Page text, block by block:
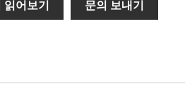
읽어보기 문의 보내기